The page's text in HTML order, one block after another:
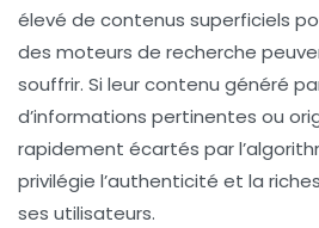
élevé de contenus superficiels
des moteurs de recherche
souffrir. Si leur contenu généré
d’informations pertinentes ou
rapidement écartés par
privilégie l’authenticité et la
ses utilisateurs.